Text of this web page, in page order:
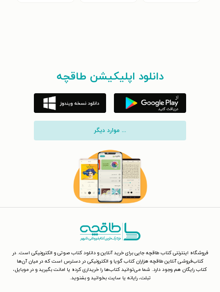
دانلود اپلیکیشن طاقچه
... موارد دیگر
فروشگاه اینترنتی کتاب طاقچه جایی برای خرید آنلاین و دانلود کتاب صوتی و الکترونیکی است. در
کتاب‌فروشی آنلاین طاقچه هزاران کتاب گویا و الکترونیکی در دسترس است که در میان آن‌ها
کتاب رایگان هم وجود دارد. شما می‌توانید کتاب‌ها را خریداری کرده یا امانت بگیرید و در موبایل،
تبلت، رایانه یا سایت بخوانید و بشنوید.